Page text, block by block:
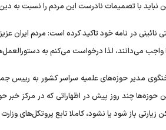
نباید با تصمیمات نادرست این مردم را نسبت به
نائینی در نامه خود تاکید کرده است: مردم ایران
واجب می‌دانند، لذا درخواست می‌کنم به
مدیر حوزه‌های علمیه سراسر کشور به رییس
حوزه‌ها چند روز پیش در اظهاراتی که در مرکز خبر
زیارتی باز شود یا نشود، کاملا تابع پروتکل‌های